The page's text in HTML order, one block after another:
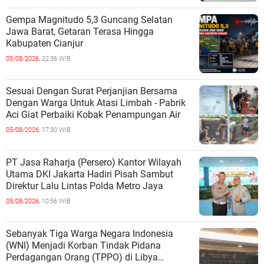
Gempa Magnitudo 5,3 Guncang Selatan
Jawa Barat, Getaran Terasa Hingga
Kabupaten Cianjur
05/08/2026, 22:36 WIB
Sesuai Dengan Surat Perjanjian Bersama
Dengan Warga Untuk Atasi Limbah - Pabrik
Aci Giat Perbaiki Kobak Penampungan Air
05/08/2026, 17:30 WIB
PT Jasa Raharja (Persero) Kantor Wilayah
Utama DKI Jakarta Hadiri Pisah Sambut
Direktur Lalu Lintas Polda Metro Jaya
05/08/2026, 10:56 WIB
Sebanyak Tiga Warga Negara Indonesia
(WNI) Menjadi Korban Tindak Pidana
Perdagangan Orang (TPPO) di Libya